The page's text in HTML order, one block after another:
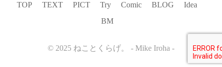
TOP TEXT PICT Try Comic BLOG
Idea
BM
©️ 2025 ねことくらげ。 - Mike Iroha -